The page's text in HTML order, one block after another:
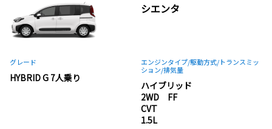
シエンタ
グレード
HYBRID G 7人乗り
エンジンタイプ/駆動方式/トランスミッ
ション/排気量
ハイブリッド
2WD FF
CVT
1.5L